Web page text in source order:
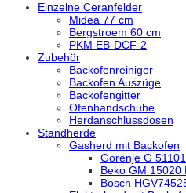
Einzelne Ceranfelder
Midea 77 cm
Bergstroem 60 cm
PKM EB-DCF-2
Zubehör
Backofenreiniger
Backofen Auszüge
Backofengitter
Ofenhandschuhe
Herdanschlussdosen
Standherde
Gasherd mit Backofen
Gorenje G
Beko GM 15020
Bosch